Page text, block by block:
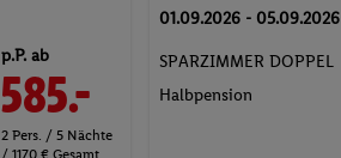
p.P. ab
585.-
2 Pers. / 5 Nächte
/ 1170 € Gesamt
01.09.2026 - 05.09.2026
SPARZIMMER DOPPEL
Halbpension